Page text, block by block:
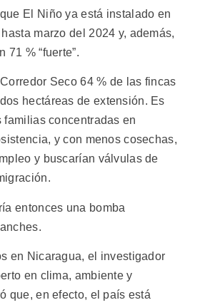
El Niño ya está instalado en
marzo del 2024 y, además,
71 % “fuerte”.
Seco 64 % de las fincas
hectáreas de extensión. Es
familias concentradas en
y con menos cosechas,
y buscarían válvulas de
entonces una bomba
en Nicaragua, el investigador
en clima, ambiente y
que, en efecto, el país está